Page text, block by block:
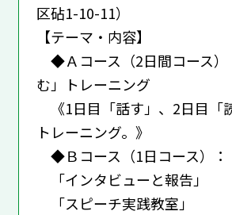
区砧1-10-11）
【テーマ・内容】
◆Ａコース（2日間コース）
む」トレーニング
《1日目「話す」、2日目「
トレーニング。》
◆Ｂコース（1日コース）：
「インタビューと報告」
「スピーチ実践教室」